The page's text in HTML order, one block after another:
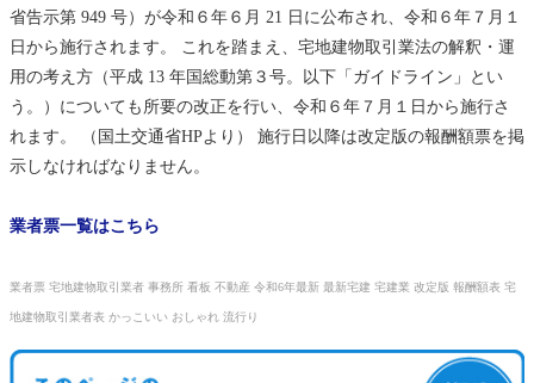
省告示第 949 号）が令和６年６月 21 日に公布され、令和６年７月１
日から施行されます。 これを踏まえ、宅地建物取引業法の解釈・運
用の考え方（平成 13 年国総動第３号。以下「ガイドライン」とい
う。）についても所要の改正を行い、令和６年７月１日から施行さ
れます。 （国土交通省HPより） 施行日以降は改定版の報酬額票を掲
示しなければなりません。
業者票一覧はこちら
業者票 宅地建物取引業者 事務所 看板 不動産 令和6年最新 最新宅建 宅建業 改定版 報酬額表 宅
地建物取引業者表 かっこいい おしゃれ 流行り